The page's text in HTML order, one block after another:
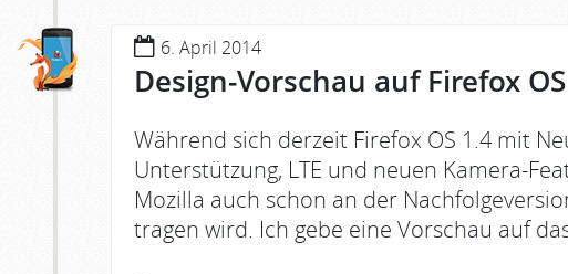
6. April 2014
Design-Vorschau auf Firefox
Während sich derzeit Firefox OS 1.4 mit
Unterstützung, LTE und neuen Kamera-
Mozilla auch schon an der
tragen wird. Ich gebe eine Vorschau auf